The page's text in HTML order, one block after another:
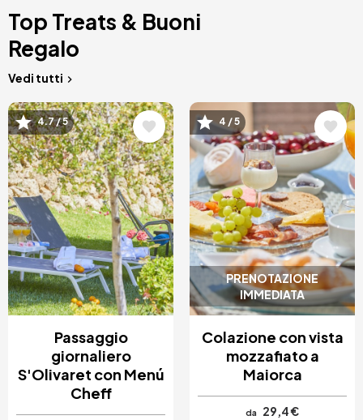
Top Treats & Buoni
Regalo
Vedi tutti
Immagine
4.7 / 5
Passaggio
giornaliero
S'Olivaret con Menú
Cheff
PRENOTAZIONE
IMMEDIATA
Immagine
4 / 5
Colazione con vista
mozzafiato a
Maiorca
da 29,4 €